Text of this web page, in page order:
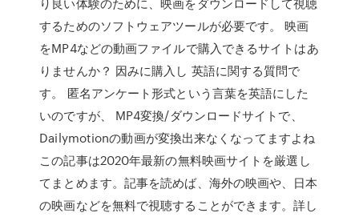
するためのソフトウェアツールが必要です。 映画
をMP4などの動画ファイルで購入できるサイトはあ
りませんか？ 因みに購入し 英語に関する質問で
す。 匿名アンケート形式という言葉を英語にした
いのですが、 MP4変換/ダウンロードサイトで、
Dailymotionの動画が変換出来なくなってますよね
この記事は2020年最新の無料映画サイトを厳選し
てまとめます。記事を読めば、海外の映画や、日本
の映画などを無料で視聴することができます。詳し